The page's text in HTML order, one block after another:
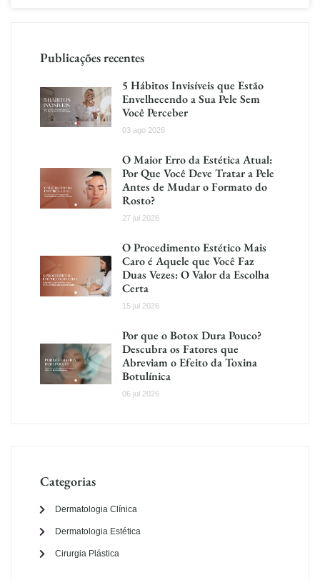
Publicações recentes
5 Hábitos Invisíveis que Estão
Envelhecendo a Sua Pele Sem
Você Perceber
03 ago 2026
O Maior Erro da Estética Atual:
Por Que Você Deve Tratar a Pele
Antes de Mudar o Formato do
Rosto?
27 jul 2026
O Procedimento Estético Mais
Caro é Aquele que Você Faz
Duas Vezes: O Valor da Escolha
Certa
15 jul 2026
Por que o Botox Dura Pouco?
Descubra os Fatores que
Abreviam o Efeito da Toxina
Botulínica
06 jul 2026
Categorias
Dermatologia Clínica
Dermatologia Estética
Cirurgia Plástica